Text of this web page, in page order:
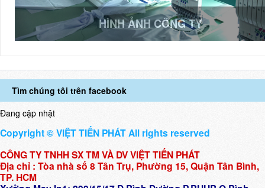
HÌNH ẢNH CÔNG TY
Tìm chúng tôi trên facebook
Đang cập nhật
Copyright © VIỆT TIẾN PHÁT All rights reserved
CÔNG TY TNHH SX TM VÀ DV VIỆT TIẾN PHÁT
Địa chỉ : Tòa nhà số 8 Tân Trụ, Phường 15, Quận Tân Bình,
TP. HCM